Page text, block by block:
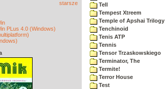
starsze
PLus 4.0 (Windows)
Tell
Tempest Xtreem
Temple of Apshai Trilogy
Tenchinoid
Tenis ATP
Tennis
Tensor Trzaskowskiego
Terminator, The
Termite!
Terror House
Test